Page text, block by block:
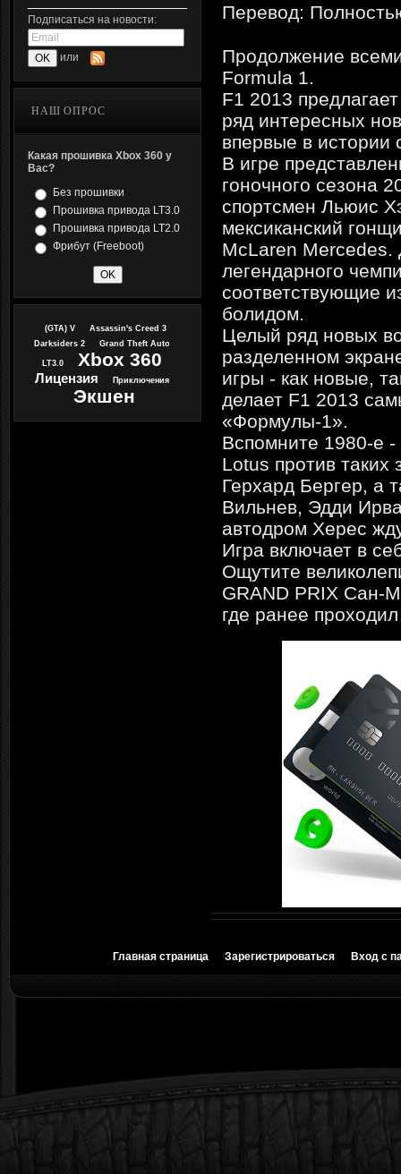
Подписаться на новости:
или
НАШ ОПРОС
Какая прошивка Xbox 360 у
Вас?
Без прошивки
Прошивка привода LT3.0
Прошивка привода LT2.0
Фрибут (Freeboot)
(GTA) V
Assassin's Creed 3
Darksiders 2
Grand Theft Auto
LT3.0 Xbox 360
Лицензия Приключения
Экшен
Перевод:
Продолжение
Formula 1.
F1 2013
ряд интересных
впервые в истории
В игре
гоночного сезона
спортсмен Льюис
мексиканский
McLaren
легендарного
соответствующие
болидом.
Целый ряд новых
разделенном
игры - как новые,
делает F1 2013
«Формулы-1».
Вспомните 1980-е
Lotus против
Герхард Бергер, а
Вильнев, Эдди
автодром Херес
Игра включает в
Ощутите
GRAND PRIX Сан-
где ранее
Главная страница Зарегистрироваться Вход с